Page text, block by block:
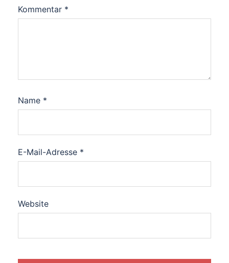
Kommentar *
Name *
E-Mail-Adresse *
Website